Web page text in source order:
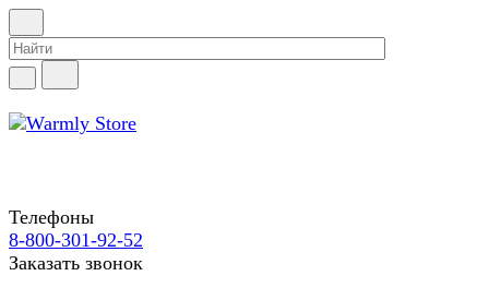
Телефоны
8-800-301-92-52
Заказать звонок